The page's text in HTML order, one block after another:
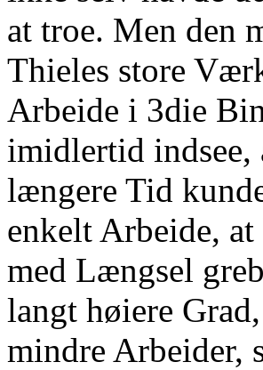
at troe. Men den
Thieles store
Arbeide i 3die
imidlertid indsee,
længere Tid
enkelt Arbeide,
med Længsel
langt høiere
mindre Arbeider,